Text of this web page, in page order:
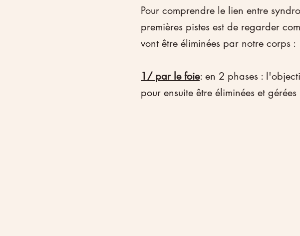
Pour comprendre le lien entre
premières pistes est de regarder
vont être éliminées par notre corps :
1/ par le foie: en 2 phases :
pour ensuite être éliminées et